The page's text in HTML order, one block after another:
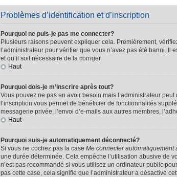
Problèmes d’identification et d’inscription
Pourquoi ne puis-je pas me connecter?
Plusieurs raisons peuvent expliquer cela. Premièrement,
l’administrateur pour vérifier que vous n’avez pas été banni.
et qu’il soit nécessaire de la corriger.
Haut
Pourquoi dois-je m’inscrire après tout?
Vous pouvez ne pas en avoir besoin mais l’administrateur
l’inscription vous permet de bénéficier de fonctionnalités
messagerie privée, l’envoi d’e-mails aux autres membres,
Haut
Pourquoi suis-je automatiquement déconnecté?
Si vous ne cochez pas la case Me connecter automatiquement
une durée déterminée. Cela empêche l’utilisation abusive de
n’est pas recommandé si vous utilisez un ordinateur public
pas cette case, cela signifie que l’administrateur a désactivé